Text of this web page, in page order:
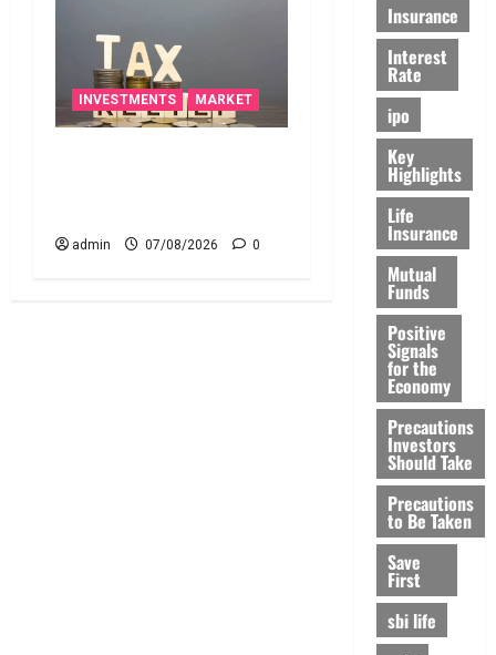
INVESTMENTS MARKET
admin 07/08/2026 0
Insurance
Interest
Rate
ipo
Key
Highlights
Life
Insurance
Mutual
Funds
Positive
Signals
for the
Economy
Precautions
Investors
Should Take
Precautions
to Be Taken
Save
First
sbi life